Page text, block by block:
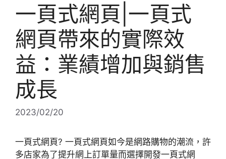
一頁式網頁|一頁式
網頁帶來的實際效
益：業績增加與銷售
成長
2023/02/20
一頁式網頁? 一頁式網頁如今是網路購物的潮流，許
多店家為了提升網上訂單量而選擇開發一頁式網